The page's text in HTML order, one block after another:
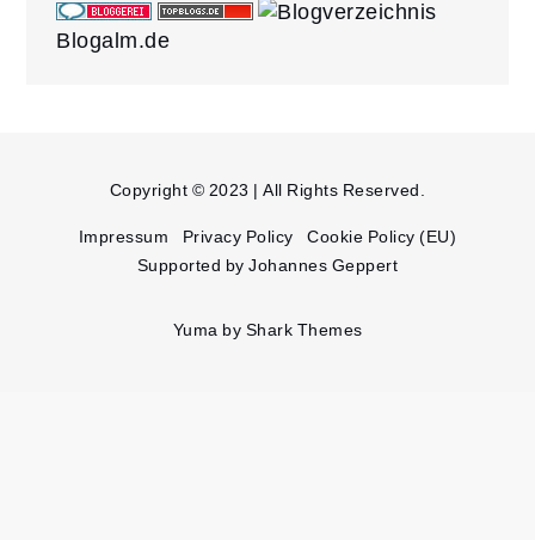
Blogalm.de
Copyright © 2023 | All Rights Reserved.
Impressum Privacy Policy
Cookie Policy (EU)
Supported by Johannes Geppert
Yuma by Shark Themes